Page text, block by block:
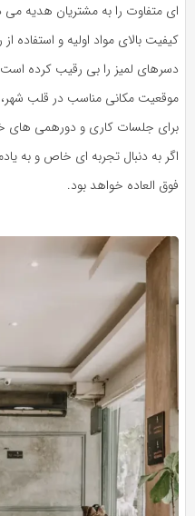
ای متفاوت را به مشتریان هدیه
کیفیت بالای مواد اولیه و
دسرهای لمیز را بی‌ رقیب کرده
موقعیت مکانی مناسب در قلب
برای جلسات کاری و دورهمی‌ های
اگر به دنبال تجربه‌ ای خاص و به‌
فوق‌ العاده خواهد بود.